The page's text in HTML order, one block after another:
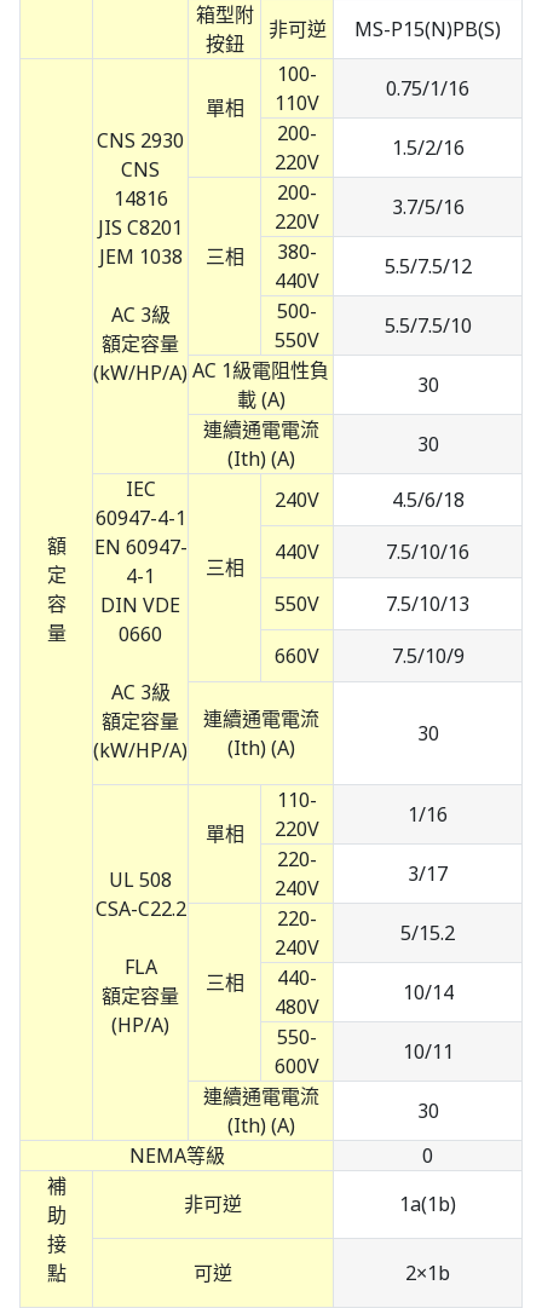
箱型附
按鈕
非可逆 MS-P15(N)PB(S)
額
定
容
量
CNS 2930
CNS
14816
JIS C8201
JEM 1038
AC 3級
額定容量
(kW/HP/A)
單相
100-
110V
0.75/1/16
200-
220V
1.5/2/16
三相
200-
220V
3.7/5/16
380-
440V
5.5/7.5/12
500-
550V
5.5/7.5/10
AC 1級電阻性負
載 (A)
30
連續通電電流
(Ith) (A)
30
IEC
60947-4-1
EN 60947-
4-1
DIN VDE
0660
AC 3級
額定容量
(kW/HP/A)
三相
240V
4.5/6/18
440V
7.5/10/16
550V
7.5/10/13
660V
7.5/10/9
連續通電電流
(Ith) (A)
30
UL 508
CSA-C22.2
FLA
額定容量
(HP/A)
單相
110-
220V
1/16
220-
240V
3/17
三相
220-
240V
5/15.2
440-
480V
10/14
550-
600V
10/11
連續通電電流
(Ith) (A)
30
NEMA等級
0
補
助
接
點
非可逆 1a(1b)
可逆 2×1b